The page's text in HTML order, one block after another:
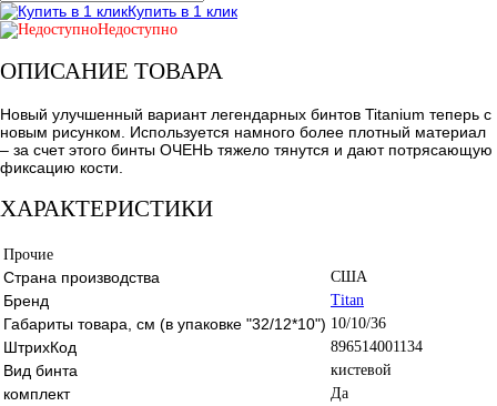
Купить в 1 клик
Недоступно
ОПИСАНИЕ ТОВАРА
Новый улучшенный вариант легендарных бинтов Titanium теперь с
новым рисунком. Используется намного более плотный материал
– за счет этого бинты ОЧЕНЬ тяжело тянутся и дают потрясающую
фиксацию кости.
ХАРАКТЕРИСТИКИ
Прочие
Страна производства США
Бренд Titan
Габариты товара, см (в упаковке "32/12*10") 10/10/36
ШтрихКод 896514001134
Вид бинта кистевой
комплект Да